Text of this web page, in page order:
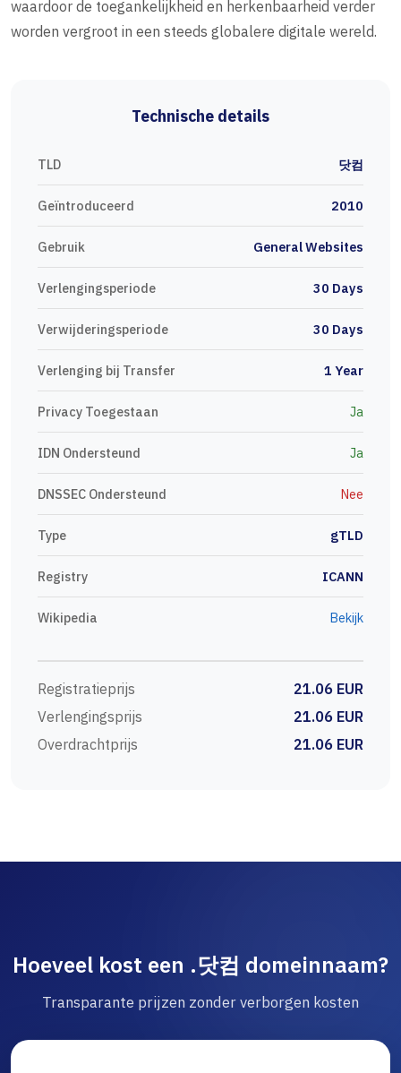
waardoor de toegankelijkheid en herkenbaarheid verder
worden vergroot in een steeds globalere digitale wereld.
Technische details
TLD 닷컴
Geïntroduceerd 2010
Gebruik General Websites
Verlengingsperiode 30 Days
Verwijderingsperiode 30 Days
Verlenging bij Transfer 1 Year
Privacy Toegestaan Ja
IDN Ondersteund Ja
DNSSEC Ondersteund Nee
Type gTLD
Registry ICANN
Wikipedia Bekijk
Registratieprijs
21.06 EUR
Verlengingsprijs
21.06 EUR
Overdrachtprijs
21.06 EUR
Hoeveel kost een .닷컴 domeinnaam?
Transparante prijzen zonder verborgen kosten